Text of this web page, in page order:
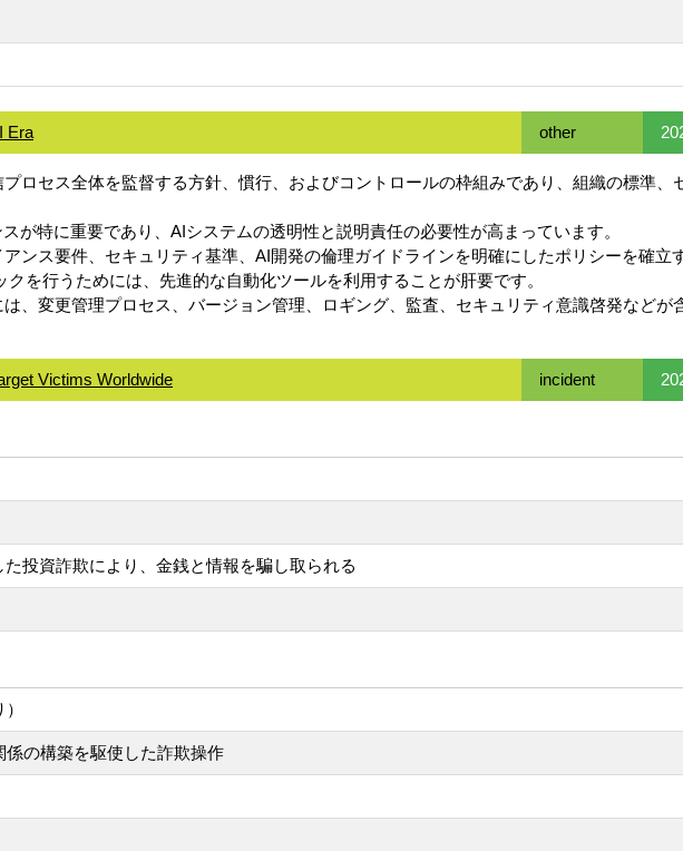
Era other
ロセス全体を監督する方針、慣行、およびコントロールの枠組みであり、組織の標準、
が特に重要であり、AIシステムの透明性と説明責任の必要性が高まっています。
ンス要件、セキュリティ基準、AI開発の倫理ガイドラインを明確にしたポリシーを確立
を行うためには、先進的な自動化ツールを利用することが肝要です。
、変更管理プロセス、バージョン管理、ロギング、監査、セキュリティ意識啓発などが
Victims Worldwide incident
投資詐欺により、金銭と情報を騙し取られる
の構築を駆使した詐欺操作